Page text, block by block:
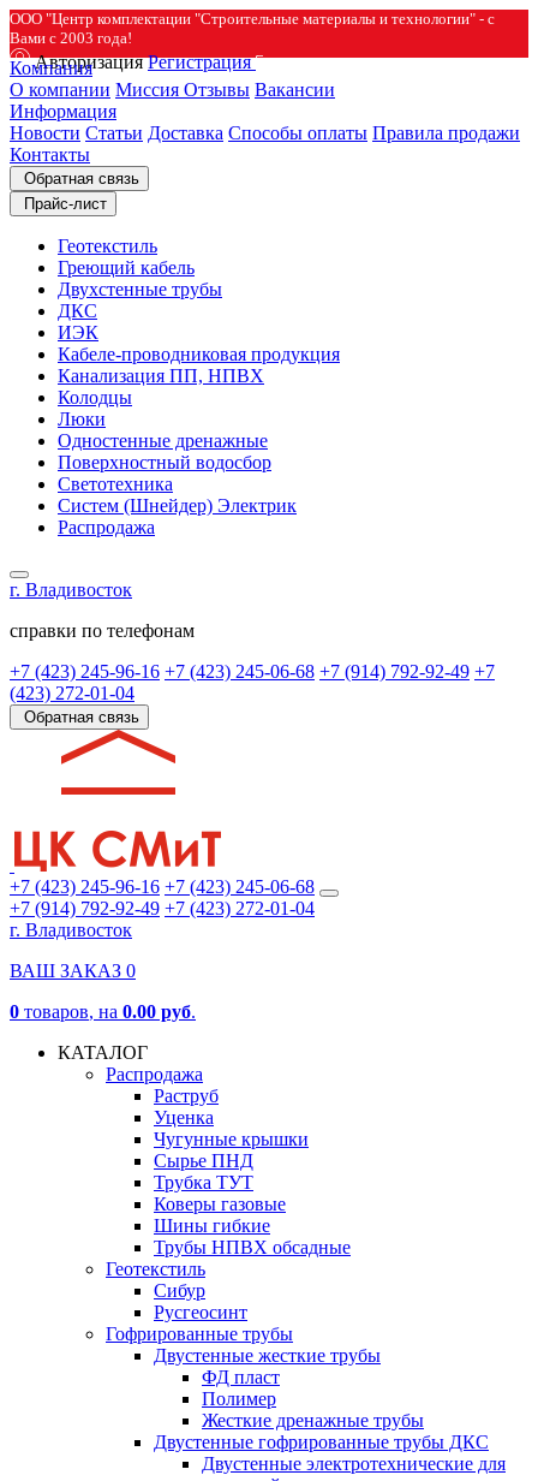
ООО "Центр комплектации "Строительные материалы и технологии" - с
Вами с 2003 года!
Авторизация Регистрация
Компания
О компании Миссия Отзывы Вакансии
Информация
Новости Статьи Доставка Способы оплаты Правила продажи
Контакты
Обратная связь
Прайс-лист
Геотекстиль
Греющий кабель
Двухстенные трубы
ДКС
ИЭК
Кабеле-проводниковая продукция
Канализация ПП, НПВХ
Колодцы
Люки
Одностенные дренажные
Поверхностный водосбор
Светотехника
Систем (Шнейдер) Электрик
Распродажа
г. Владивосток
справки по телефонам
+7 (423) 245-96-16 +7 (423) 245-06-68 +7 (914) 792-92-49 +7
(423) 272-01-04
Обратная связь
+7 (423) 245-96-16 +7 (423) 245-06-68
+7 (914) 792-92-49 +7 (423) 272-01-04
г. Владивосток
ВАШ ЗАКАЗ 0
0 товаров, на 0.00 руб.
КАТАЛОГ
Распродажа
Раструб
Уценка
Чугунные крышки
Сырье ПНД
Трубка ТУТ
Коверы газовые
Шины гибкие
Трубы НПВХ обсадные
Геотекстиль
Сибур
Русгеосинт
Гофрированные трубы
Двустенные жесткие трубы
ФД пласт
Полимер
Жесткие дренажные трубы
Двустенные гофрированные трубы ДКС
Двустенные электротехнические для